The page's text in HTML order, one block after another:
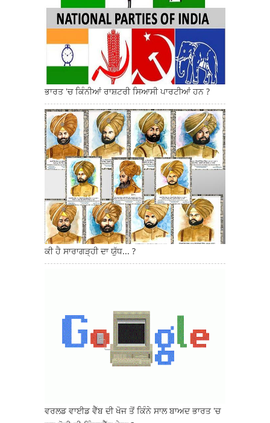
ਭਾਰਤ 'ਚ ਕਿੰਨੀਆਂ ਰਾਸ਼ਟਰੀ ਸਿਆਸੀ ਪਾਰਟੀਆਂ ਹਨ ?
ਕੀ ਹੈ ਸਾਰਾਗੜ੍ਹੀ ਦਾ ਯੁੱਧ... ?
ਵਰਲਡ ਵਾਈਡ ਵੈੱਬ ਦੀ ਖੋਜ ਤੋਂ ਕਿੰਨੇ ਸਾਲ ਬਾਅਦ ਭਾਰਤ 'ਚ